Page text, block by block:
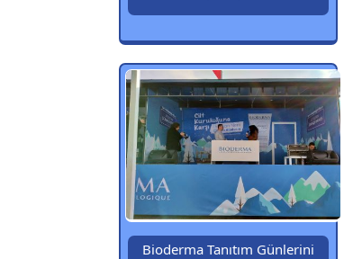
Bioderma Tanıtım Günlerini